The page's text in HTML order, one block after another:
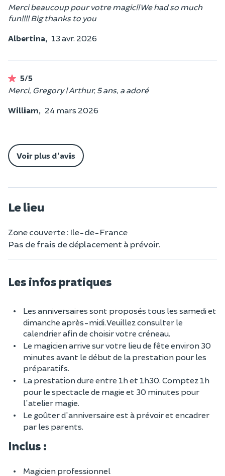
Merci beaucoup pour votre magic!! We had so much
fun!!!! Big thanks to you
Albertina, 13 avr. 2026
5/5
Merci, Gregory ! Arthur, 5 ans, a adoré
William, 24 mars 2026
Voir plus d'avis
Le lieu
Zone couverte : Ile-de-France
Pas de frais de déplacement à prévoir.
Les infos pratiques
Les anniversaires sont proposés tous les samedi et
dimanche après-midi. Veuillez consulter le
calendrier afin de choisir votre créneau.
Le magicien arrive sur votre lieu de fête environ 30
minutes avant le début de la prestation pour les
préparatifs.
La prestation dure entre 1h et 1h30. Comptez 1h
pour le spectacle de magie et 30 minutes pour
l'atelier magie.
Le goûter d'anniversaire est à prévoir et encadrer
par les parents.
Inclus :
Magicien professionnel